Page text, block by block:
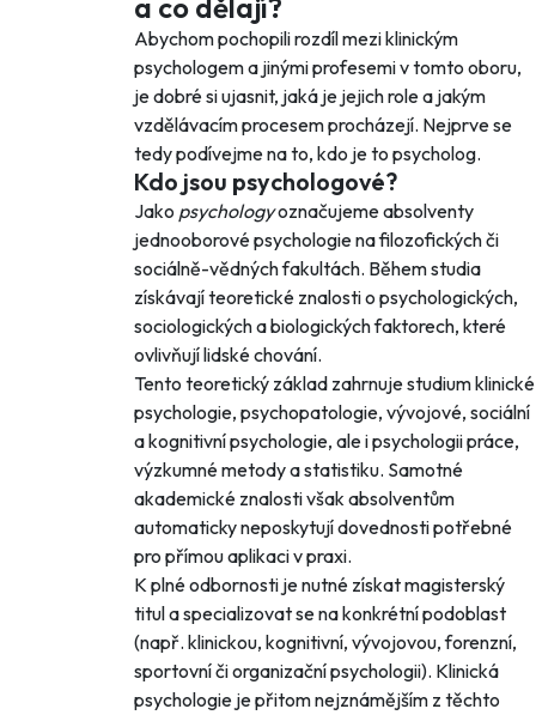
a co dělají?
Abychom pochopili rozdíl mezi klinickým
psychologem a jinými profesemi v tomto oboru,
je dobré si ujasnit, jaká je jejich role a jakým
vzdělávacím procesem procházejí. Nejprve se
tedy podívejme na to, kdo je to psycholog.
Kdo jsou psychologové?
Jako psychologyoznačujeme absolventy
jednooborové psychologie na filozofických či
sociálně-vědných fakultách. Během studia
získávají teoretické znalosti o psychologických,
sociologických a biologických faktorech, které
ovlivňují lidské chování.
Tento teoretický základ zahrnuje studium klinické
psychologie, psychopatologie, vývojové, sociální
a kognitivní psychologie, ale i psychologii práce,
výzkumné metody a statistiku. Samotné
akademické znalosti však absolventům
automaticky neposkytují dovednosti potřebné
pro přímou aplikaci v praxi.
K plné odbornosti je nutné získat magisterský
titul a specializovat se na konkrétní podoblast
(např. klinickou, kognitivní, vývojovou, forenzní,
sportovní či organizační psychologii). Klinická
psychologie je přitom nejznámějším z těchto